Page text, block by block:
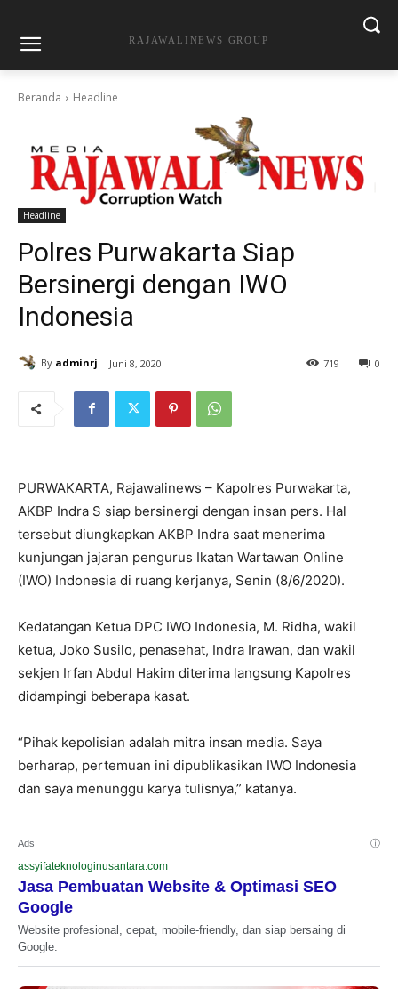
RAJAWALINEWS GROUP
Beranda Headline
Headline
Polres Purwakarta Siap
Bersinergi dengan IWO
Indonesia
By adminrj Juni 8, 2020 0
719
PURWAKARTA, Rajawalinews – Kapolres Purwakarta,
AKBP Indra S siap bersinergi dengan insan pers. Hal
tersebut diungkapkan AKBP Indra saat menerima
kunjungan jajaran pengurus Ikatan Wartawan Online
(IWO) Indonesia di ruang kerjanya, Senin (8/6/2020).
Kedatangan Ketua DPC IWO Indonesia, M. Ridha, wakil
ketua, Joko Susilo, penasehat, Indra Irawan, dan wakil
sekjen Irfan Abdul Hakim diterima langsung Kapolres
didampingi beberapa kasat.
“Pihak kepolisian adalah mitra insan media. Saya
berharap, pertemuan ini dipublikasikan IWO Indonesia
dan saya menunggu karya tulisnya,” katanya.
Ads ⓘ
assyifateknologinusantara.com
Jasa Pembuatan Website & Optimasi SEO
Google
Website profesional, cepat, mobile-friendly, dan siap bersaing di
Google.